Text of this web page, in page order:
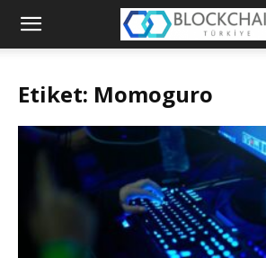
Blockchain
Etiket: Momoguro